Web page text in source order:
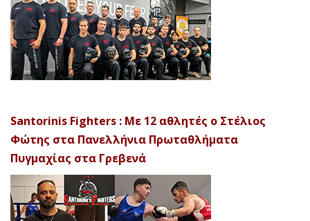
Santorinis Fighters : Με 12 αθλητές ο Στέλιος
Φώτης στα Πανελλήνια Πρωταθλήματα
Πυγμαχίας στα Γρεβενά